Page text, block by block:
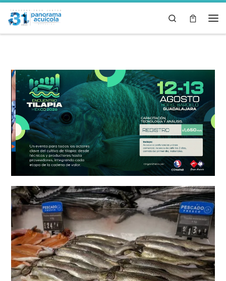
Skip to content Search